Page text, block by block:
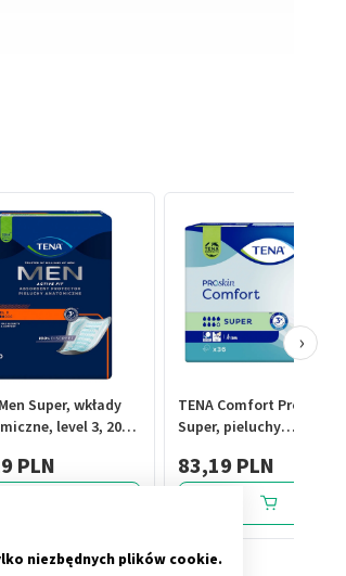
Super, wkłady
level 3, 20
PLN
TENA Comfort ProSkin
Super, pieluchy
83,19 PLN
›
niezbędnych plików cookie.